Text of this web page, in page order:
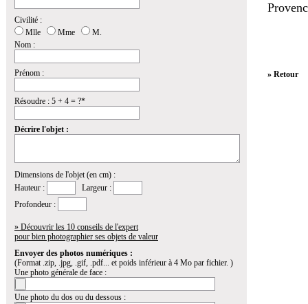
Civilité :
Mlle
Mme
M.
Nom :
Prénom :
Résoudre : 5 + 4 = ?*
Décrire l'objet :
Dimensions de l'objet (en cm) :
Hauteur :
Largeur :
Profondeur :
» Découvrir les 10 conseils de l'expert
pour bien photographier ses objets de valeur
Envoyer des photos numériques :
(Format .zip, .jpg, .gif, .pdf... et poids inférieur à 4 Mo par fichier. )
Une photo générale de face :
Une photo du dos ou du dessous :
» Retour